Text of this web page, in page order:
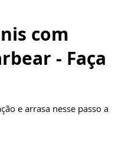
com
- Faça
e arrasa nesse passo a